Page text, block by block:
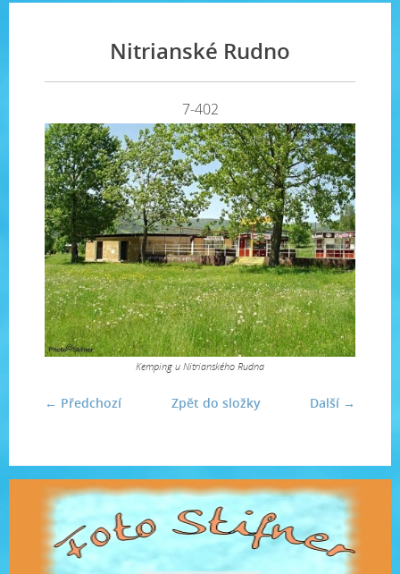
Nitrianské Rudno
7-402
Kemping u Nitrianského Rudna
← Předchozí Další →
Zpět do složky